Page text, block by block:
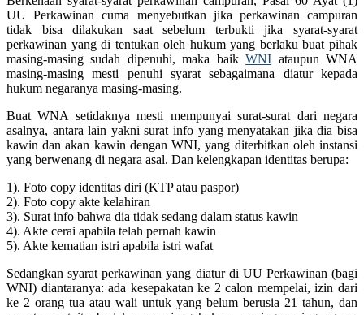
UU Perkawinan cuma menyebutkan jika perkawinan campuran
tidak bisa dilakukan saat sebelum terbukti jika syarat-syarat
perkawinan yang di tentukan oleh hukum yang berlaku buat pihak
masing-masing sudah dipenuhi, maka baikWNI ataupun WNA
masing-masing mesti penuhi syarat sebagaimana diatur kepada
hukum negaranya masing-masing.
Buat WNA setidaknya mesti mempunyai surat-surat dari negara
asalnya, antara lain yakni surat info yang menyatakan jika dia bisa
kawin dan akan kawin dengan WNI, yang diterbitkan oleh instansi
yang berwenang di negara asal. Dan kelengkapan identitas berupa:
1). Foto copy identitas diri (KTP atau paspor)
2). Foto copy akte kelahiran
3). Surat info bahwa dia tidak sedang dalam status kawin
4). Akte cerai apabila telah pernah kawin
5). Akte kematian istri apabila istri wafat
Sedangkan syarat perkawinan yang diatur di UU Perkawinan (bagi
WNI) diantaranya: ada kesepakatan ke 2 calon mempelai, izin dari
ke 2 orang tua atau wali untuk yang belum berusia 21 tahun, dan